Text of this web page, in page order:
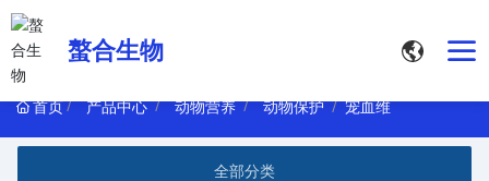
螯合生物
首页 产品中心 动物营养 动物保护 宠血维
全部分类